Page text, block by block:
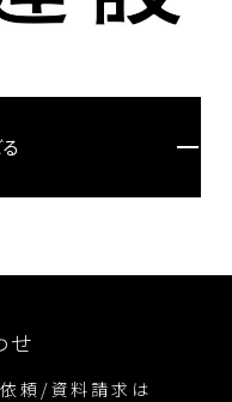
せ
頼/資料請求は